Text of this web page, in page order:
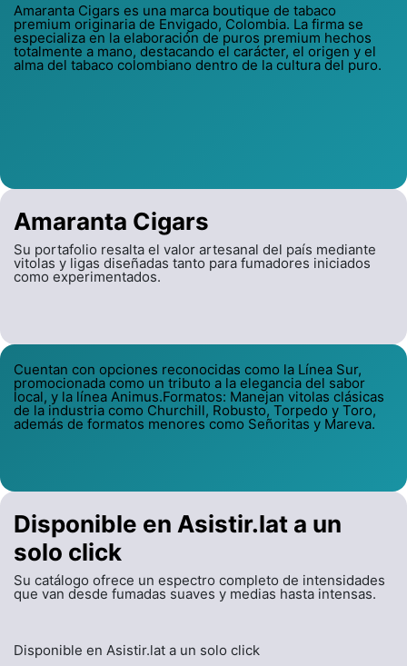
Amaranta Cigars
Su portafolio resalta el valor artesanal del país mediante
vitolas y ligas diseñadas tanto para fumadores iniciados
como experimentados.
Amaranta Cigars es una marca boutique de tabaco
premium originaria de Envigado, Colombia. La firma se
especializa en la elaboración de puros premium hechos
totalmente a mano, destacando el carácter, el origen y el
alma del tabaco colombiano dentro de la cultura del puro.
Cuentan con opciones reconocidas como la Línea Sur,
promocionada como un tributo a la elegancia del sabor
local, y la línea Animus.Formatos: Manejan vitolas clásicas
de la industria como Churchill, Robusto, Torpedo y Toro,
además de formatos menores como Señoritas y Mareva.
Disponible en Asistir.lat a un
solo click
Su catálogo ofrece un espectro completo de intensidades
que van desde fumadas suaves y medias hasta intensas.
Disponible en Asistir.lat a un solo click